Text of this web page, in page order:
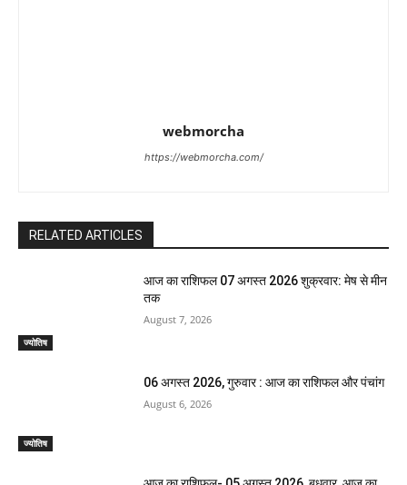
webmorcha
https://webmorcha.com/
RELATED ARTICLES
ज्योतिष
आज का राशिफल 07 अगस्त 2026 शुक्रवार: मेष से मीन
तक
August 7, 2026
ज्योतिष
06 अगस्त 2026, गुरुवार : आज का राशिफल और पंचांग
August 6, 2026